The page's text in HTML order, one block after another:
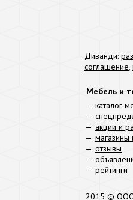
Диванди:
соглашение,
Мебель и
каталог
акции и
магазины
отзывы
рейтинги
2015 ©